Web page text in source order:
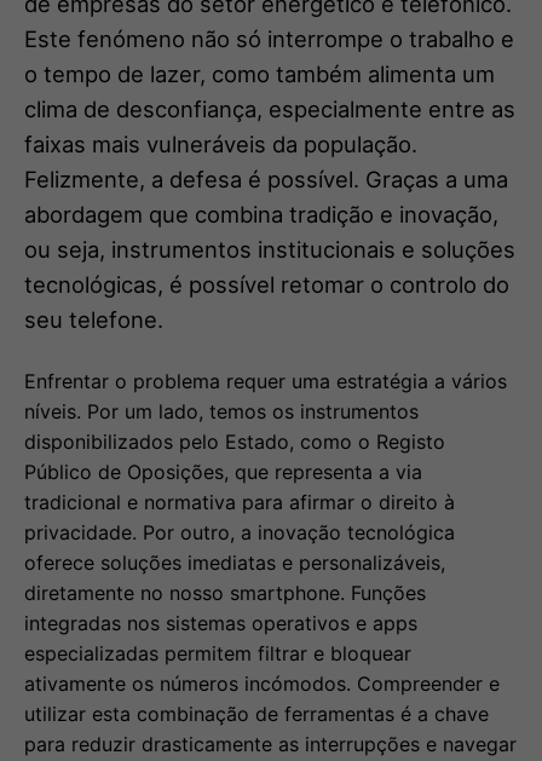
Este fenómeno não só interrompe o trabalho e
o tempo de lazer, como também alimenta um
clima de desconfiança, especialmente entre as
faixas mais vulneráveis da população.
Felizmente, a defesa é possível. Graças a uma
abordagem que combina tradição e inovação,
ou seja, instrumentos institucionais e soluções
tecnológicas, é possível retomar o controlo do
seu telefone.
Enfrentar o problema requer uma estratégia a vários
níveis. Por um lado, temos os instrumentos
disponibilizados pelo Estado, como o Registo
Público de Oposições, que representa a via
tradicional e normativa para afirmar o direito à
privacidade. Por outro, a inovação tecnológica
oferece soluções imediatas e personalizáveis,
diretamente no nosso smartphone. Funções
integradas nos sistemas operativos e apps
especializadas permitem filtrar e bloquear
ativamente os números incómodos. Compreender e
utilizar esta combinação de ferramentas é a chave
para reduzir drasticamente as interrupções e navegar